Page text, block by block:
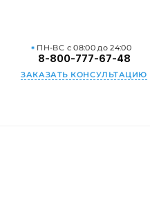
ПН-ВС с 08:00 до 24:00
8-800-777-67-48
ЗАКАЗАТЬ КОНСУЛЬТАЦИЮ